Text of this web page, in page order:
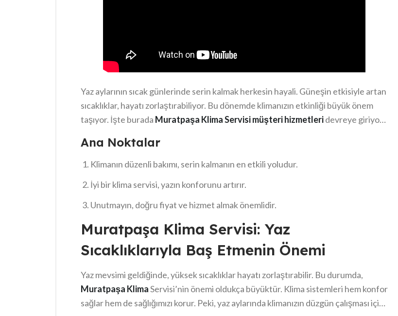
Yaz aylarının sıcak günlerinde serin kalmak herkesin hayali. Güneşin etkisiyle artan
sıcaklıklar, hayatı zorlaştırabiliyor. Bu dönemde klimanızın etkinliği büyük önem
taşıyor. İşte burada Muratpaşa Klima Servisi müşteri hizmetleridevreye giriyor.
Doğru bakımla, yazın keyfini çıkartmak ve serinlemek mümkündür.
Ana Noktalar
Klimanın düzenli bakımı, serin kalmanın en etkili yoludur.
İyi bir klima servisi, yazın konforunu artırır.
Unutmayın, doğru fiyat ve hizmet almak önemlidir.
Muratpaşa Klima Servisi: Yaz
Sıcaklıklarıyla Baş Etmenin Önemi
Yaz mevsimi geldiğinde, yüksek sıcaklıklar hayatı zorlaştırabilir. Bu durumda,
Muratpaşa KlimaServisi’nin önemi oldukça büyüktür. Klima sistemleri hem konfor
sağlar hem de sağlığımızı korur. Peki, yaz aylarında klimanızın düzgün çalışması için